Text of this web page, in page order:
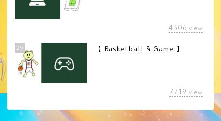
4306 view
29 【 Basketball & Game 】
7719 view
カメラレンズ